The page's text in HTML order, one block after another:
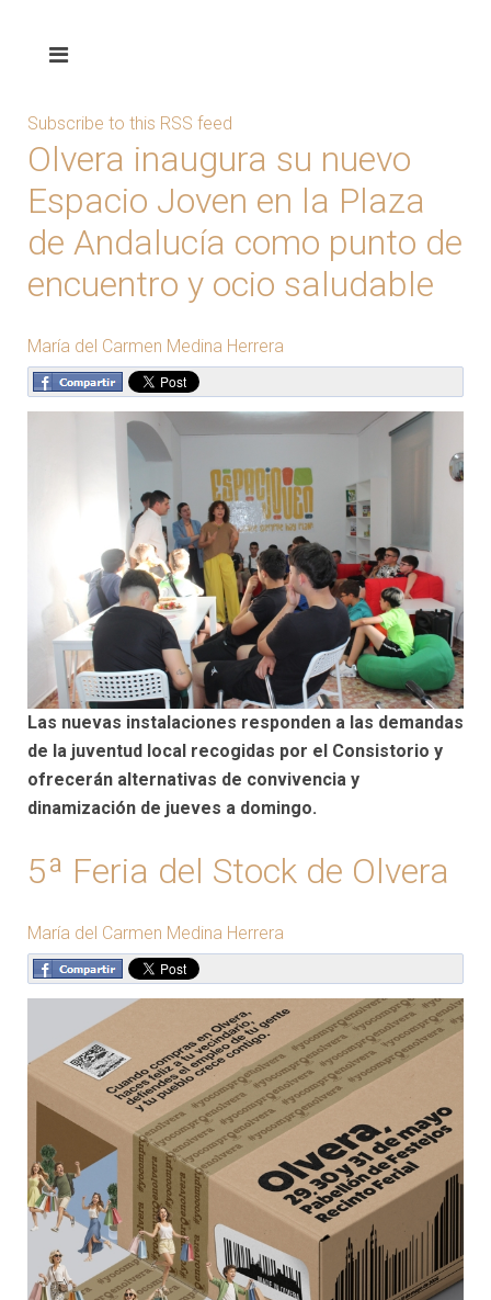
Subscribe to this RSS feed
Olvera inaugura su nuevo
Espacio Joven en la Plaza
de Andalucía como punto de
encuentro y ocio saludable
María del Carmen Medina Herrera
Las nuevas instalaciones responden a las demandas
de la juventud local recogidas por el Consistorio y
ofrecerán alternativas de convivencia y
dinamización de jueves a domingo.
5ª Feria del Stock de Olvera
María del Carmen Medina Herrera